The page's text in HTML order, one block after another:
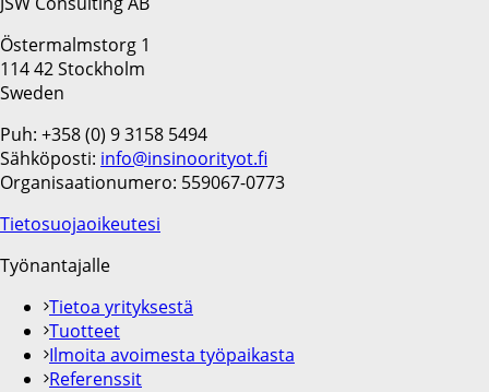
Östermalmstorg 1
114 42 Stockholm
Sweden
Puh: +358 (0) 9 3158 5494
Sähköposti: info@insinoorityot.fi
Organisaationumero: 559067-0773
Tietosuojaoikeutesi
Työnantajalle
Tietoa yrityksestä
Tuotteet
Ilmoita avoimesta työpaikasta
Referenssit